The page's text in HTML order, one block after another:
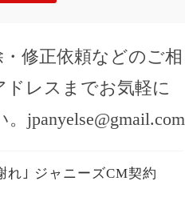
・修正依頼などのご相
レスまでお気軽に
jpanyelse@gmail.com
れ｣ ジャニーズCM契約